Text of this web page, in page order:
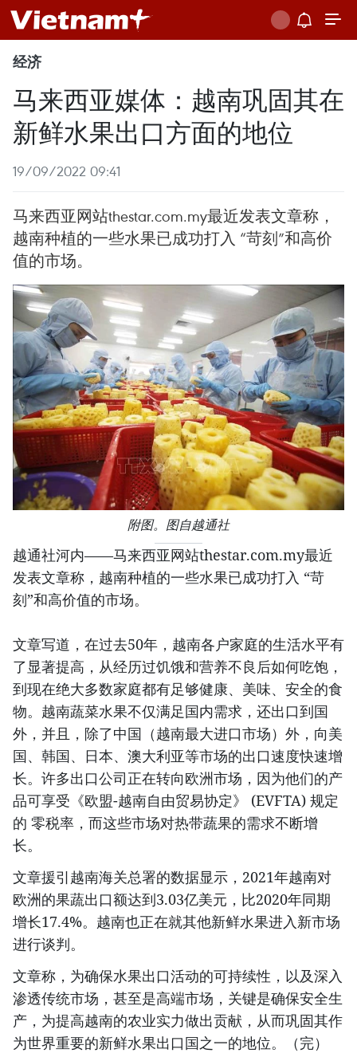
经济
马来西亚媒体：越南巩固其在
新鲜水果出口方面的地位
19/09/2022 09:41
马来西亚网站thestar.com.my最近发表文章称，
越南种植的一些水果已成功打入 “苛刻”和高价
值的市场。 ​
附图。图自越通社
越通社河内——马来西亚网站thestar.com.my最近
发表文章称，越南种植的一些水果已成功打入 “苛
刻”和高价值的市场。
文章写道，在过去50年，越南各户家庭的生活水平有
了显著提高，从经历过饥饿和营养不良后如何吃饱，
到现在绝大多数家庭都有足够健康、美味、安全的食
物。越南蔬菜水果不仅满足国内需求，还出口到国
外，并且，除了中国（越南最大进口市场）外，向美
国、韩国、日本、澳大利亚等市场的出口速度快速增
长。许多出口公司正在转向欧洲市场，因为他们的产
品可享受《欧盟-越南自由贸易协定》 (EVFTA) 规定
的 零税率，而这些市场对热带蔬果的需求不断增
长。
文章援引越南海关总署的数据显示，2021年越南对
欧洲的果蔬出口额达到3.03亿美元，比2020年同期
增长17.4%。越南也正在就其他新鲜水果进入新市场
进行谈判。
文章称，为确保水果出口活动的可持续性，以及深入
渗透传统市场，甚至是高端市场，关键是确保安全生
产，为提高越南的农业实力做出贡献，从而巩固其作
为世界重要的新鲜水果出口国之一的地位。（完）